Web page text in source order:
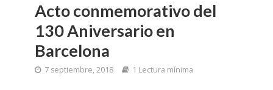
Acto conmemorativo del
130 Aniversario en
Barcelona
7 septiembre, 2018 1 Lectura mínima